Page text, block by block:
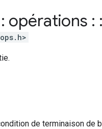
opérations :
de terminaison de